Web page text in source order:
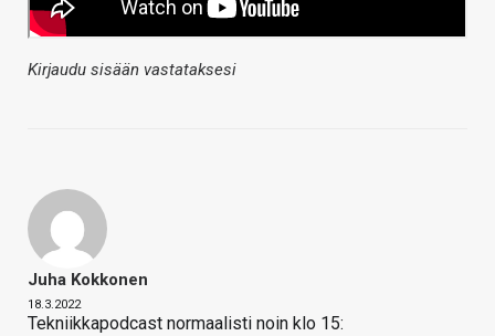
Kirjaudu sisään vastataksesi
Juha Kokkonen
18.3.2022
Tekniikkapodcast normaalisti noin klo 15: